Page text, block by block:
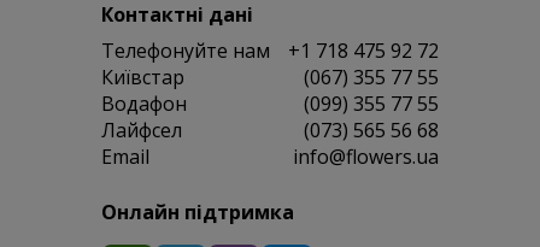
Контактні дані
Телефонуйте нам
+1 718 475 92 72
Київстар
(067) 355 77 55
Водафон
(099) 355 77 55
Лайфсел
(073) 565 56 68
Email
info@flowers.ua
Онлайн підтримка